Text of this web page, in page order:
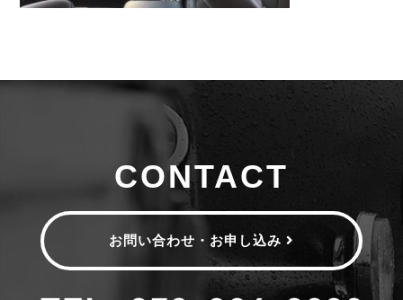
CONTACT
お問い合わせ・お申し込み